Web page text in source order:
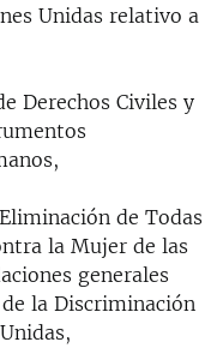
Unidas relativo a
Derechos Civiles y
de Todas
la Mujer de las
generales
la Discriminación